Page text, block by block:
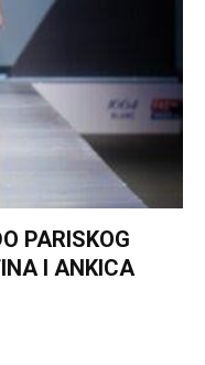
PARISKOG
I ANKICA